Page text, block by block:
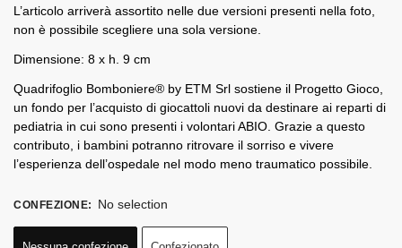
L’articolo arriverà assortito nelle due versioni presenti nella foto,
non è possibile scegliere una sola versione.
Dimensione: 8 x h. 9 cm
Quadrifoglio Bomboniere® by ETM Srl sostiene il Progetto Gioco,
un fondo per l’acquisto di giocattoli nuovi da destinare ai reparti di
pediatria in cui sono presenti i volontari ABIO. Grazie a questo
contributo, i bambini potranno ritrovare il sorriso e vivere
l’esperienza dell’ospedale nel modo meno traumatico possibile.
CONFEZIONE: No selection